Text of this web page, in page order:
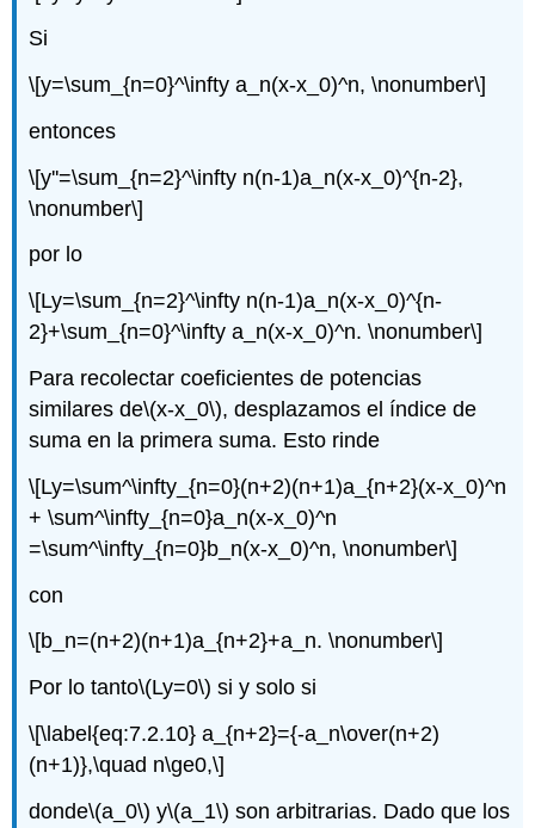
Si
\[y=\sum_{n=0}^\infty a_n(x-x_0)^n, \nonumber\]
entonces
\[y''=\sum_{n=2}^\infty n(n-1)a_n(x-x_0)^{n-2},
\nonumber\]
por lo
\[Ly=\sum_{n=2}^\infty n(n-1)a_n(x-x_0)^{n-
2}+\sum_{n=0}^\infty a_n(x-x_0)^n. \nonumber\]
Para recolectar coeficientes de potencias
similares de\(x-x_0\), desplazamos el índice de
suma en la primera suma. Esto rinde
\[Ly=\sum^\infty_{n=0}(n+2)(n+1)a_{n+2}(x-x_0)^n
+ \sum^\infty_{n=0}a_n(x-x_0)^n
=\sum^\infty_{n=0}b_n(x-x_0)^n, \nonumber\]
con
\[b_n=(n+2)(n+1)a_{n+2}+a_n. \nonumber\]
Por lo tanto\(Ly=0\) si y solo si
\[\label{eq:7.2.10} a_{n+2}={-a_n\over(n+2)
(n+1)},\quad n\ge0,\]
donde\(a_0\) y\(a_1\) son arbitrarias. Dado que los